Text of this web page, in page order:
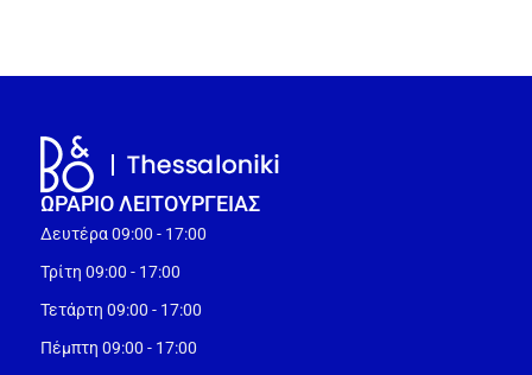
ΩΡΑΡΙΟ ΛΕΙΤΟΥΡΓEΙΑΣ
Δευτέρα 09:00 - 17:00
Τρίτη 09:00 - 17:00
Τετάρτη 09:00 - 17:00
Πέμπτη 09:00 - 17:00